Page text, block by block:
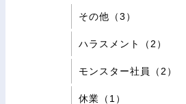
その他（3）
ハラスメント（2）
モンスター社員（2）
休業（1）